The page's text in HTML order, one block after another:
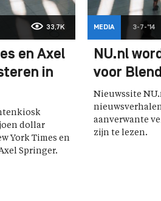
33,7K
en Axel
in
dollar
York Times en
Springer.
MEDIA 3-7-'14
NU.nl
voor
Nieuwssite
aanverwante
zijn te lezen.